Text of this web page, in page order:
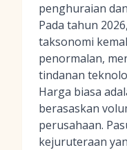
penghuraian
Pada tahun
taksonomi
penormalan,
tindanan
Harga biasa
berasaskan
perusahaan.
kejuruteraan